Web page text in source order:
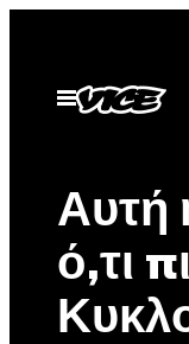
περιεχόμενο
Ανοίξτε
το
Αυτή
ό,τι